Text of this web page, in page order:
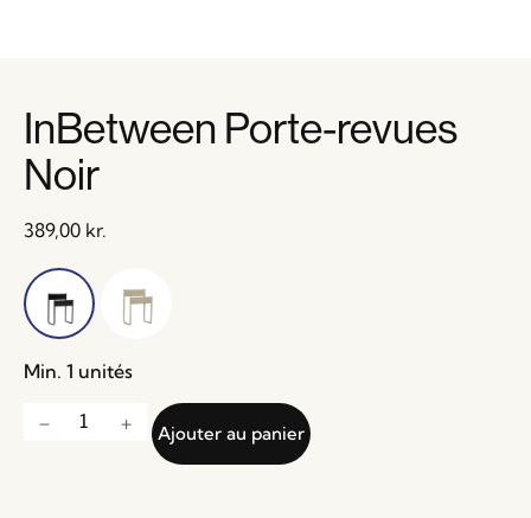
InBetween Porte-revues
Noir
389,00 kr.
Min. 1 unités
Ajouter au panier